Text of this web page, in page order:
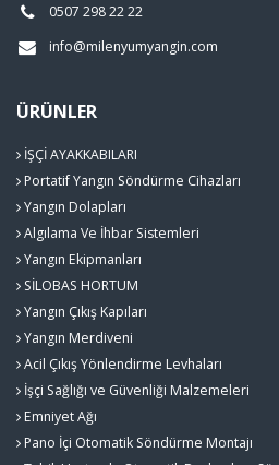
0507 298 22 22
info@milenyumyangin.com
ÜRÜNLER
İŞÇİ AYAKKABILARI
Portatif Yangın Söndürme Cihazları
Yangın Dolapları
Algılama Ve İhbar Sistemleri
Yangın Ekipmanları
SİLOBAS HORTUM
Yangın Çıkış Kapıları
Yangın Merdiveni
Acil Çıkış Yönlendirme Levhaları
İşçi Sağlığı ve Güvenliği Malzemeleri
Emniyet Ağı
Pano İçi Otomatik Söndürme Montajı